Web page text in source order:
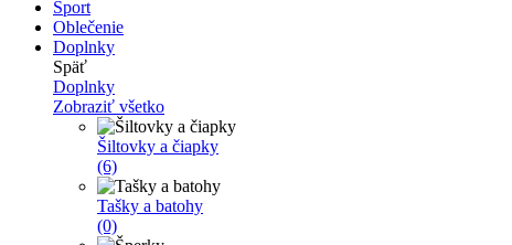
Šport
Oblečenie
Doplnky
Späť
Doplnky
Zobraziť všetko
Šiltovky a čiapky
(6)
Tašky a batohy
(0)